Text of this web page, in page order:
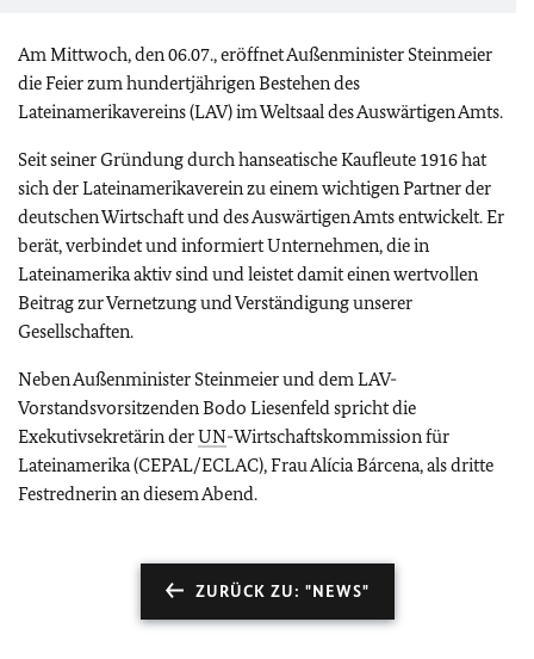
Am Mittwoch, den 06.07., eröffnet Außenminister Steinmeier
die Feier zum hundertjährigen Bestehen des
Lateinamerikavereins (LAV) im Weltsaal des Auswärtigen Amts.
Seit seiner Gründung durch hanseatische Kaufleute 1916 hat
sich der Lateinamerikaverein zu einem wichtigen Partner der
deutschen Wirtschaft und des Auswärtigen Amts entwickelt. Er
berät, verbindet und informiert Unternehmen, die in
Lateinamerika aktiv sind und leistet damit einen wertvollen
Beitrag zur Vernetzung und Verständigung unserer
Gesellschaften.
Neben Außenminister Steinmeier und dem LAV-
Vorstandsvorsitzenden Bodo Liesenfeld spricht die
Exekutivsekretärin derUN-Wirtschaftskommission für
Lateinamerika (CEPAL/ECLAC), Frau Alícia Bárcena, als dritte
Festrednerin an diesem Abend.
ZURÜCK ZU: "NEWS"